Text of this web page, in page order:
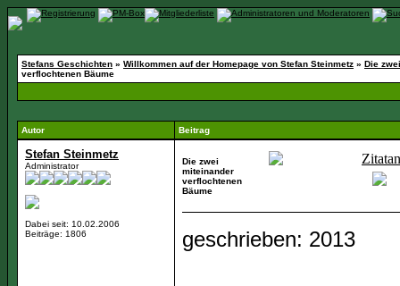
Stefans Geschichten » Willkommen auf der Homepage von Stefan Steinmetz » Die
verflochtenen Bäume
Autor Beitrag
Stefan Steinmetz
Administrator
Dabei seit: 10.02.2006
Beiträge: 1806
Die zwei
miteinander
verflochtenen
Bäume
geschrieben: 2013